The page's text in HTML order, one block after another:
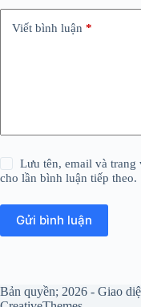
Viết bình luận *
Lưu tên, email và
cho lần bình luận tiếp theo.
Gửi bình luận
Bản quyền; 2026 - Giao